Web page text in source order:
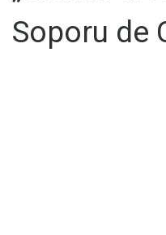
Soporu de